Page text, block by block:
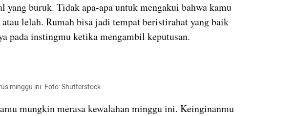
yang buruk. Tidak apa-apa untuk mengakui bahwa kamu
lelah. Rumah bisa jadi tempat beristirahat yang baik
pada instingmu ketika mengambil keputusan.
minggu ini. Foto: Shutterstock
mungkin merasa kewalahan minggu ini. Keinginanmu